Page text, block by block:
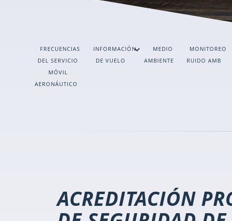
FRECUENCIAS
DEL SERVICIO
MÓVIL
AERONÁUTICO
INFORMACIÓN
DE VUELO
MEDIO
AMBIENTE
MONITOREO
RUIDO AMB
ACREDITACIÓN